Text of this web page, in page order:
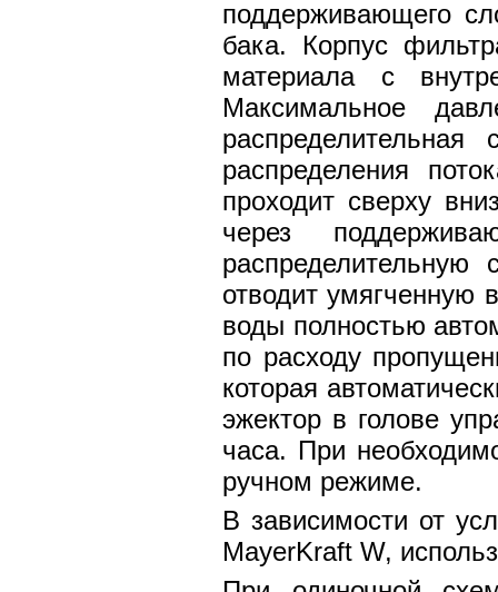
поддерживающего
бака. Корпус
материала с
Максимальное
распределительная
распределения
проходит сверху
через
распределительную
отводит умягченную
воды полностью
по расходу
которая
эжектор в голове
часа. При
ручном режиме.
В зависимости от
MayerKraft W,